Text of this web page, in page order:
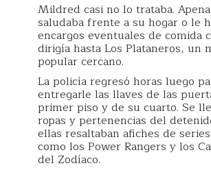
Mildred casi no lo trataba.
saludaba frente a su hogar o le
encargos eventuales de comida
dirigía hasta Los Plataneros, un
popular cercano.
La policía regresó horas luego
entregarle las llaves de las
primer piso y de su cuarto. Se
ropas y pertenencias del
ellas resaltaban afiches de
como los Power Rangers y los
del Zodíaco.